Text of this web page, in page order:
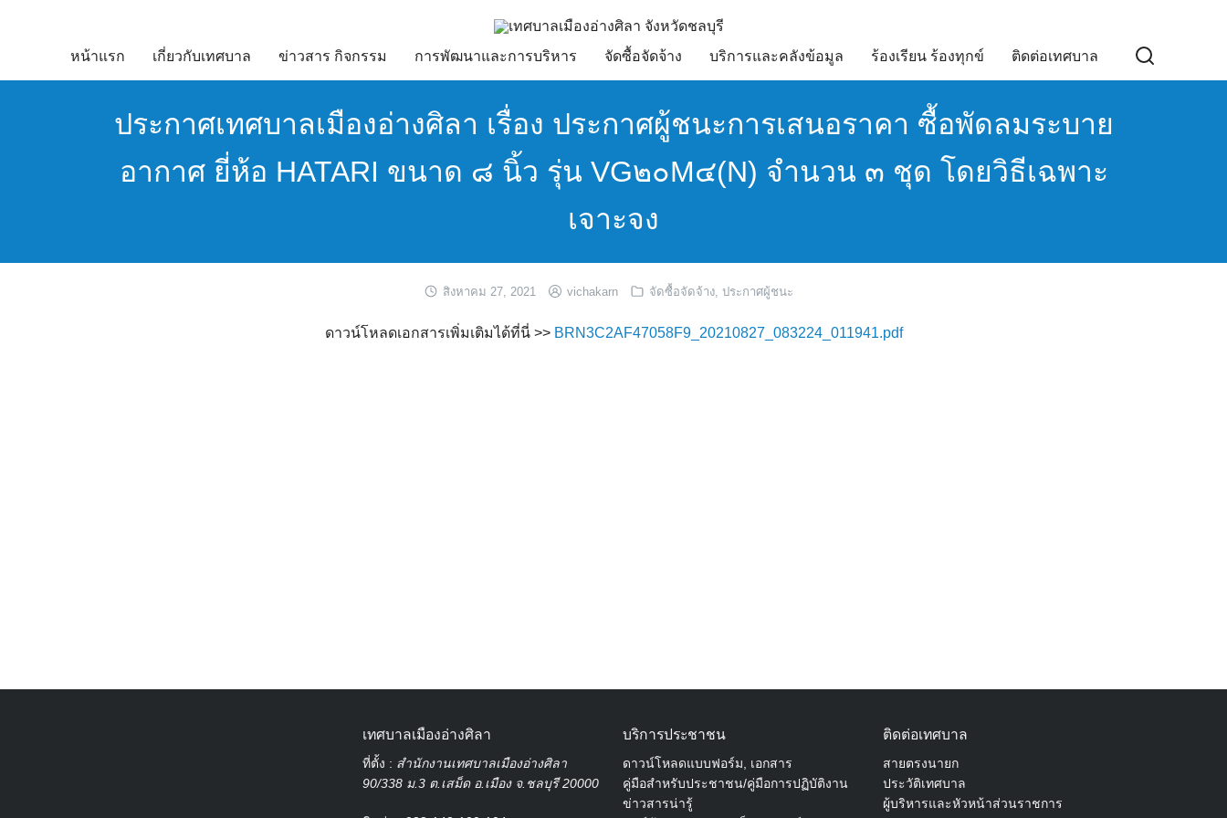
หน้าแรก เกี่ยวกับเทศบาล ข่าวสาร กิจกรรม การพัฒนาและการบริหาร จัดซื้อจัดจ้าง บริการและคลังข้อมูล ร้องเรียน ร้องทุกข์ ติดต่อเทศบาล
ประกาศเทศบาลเมืองอ่างศิลา เรื่อง ประกาศผู้ชนะการเสนอราคา ซื้อพัดลมระบาย
อากาศ ยี่ห้อ HATARI ขนาด ๘ นิ้ว รุ่น VG๒๐M๔(N) จำนวน ๓ ชุด โดยวิธีเฉพาะ
เจาะจง
สิงหาคม 27, 2021 vichakarn จัดซื้อจัดจ้าง, ประกาศผู้ชนะ
ดาวน์โหลดเอกสารเพิ่มเติมได้ที่นี่ >> BRN3C2AF47058F9_20210827_083224_011941.pdf
เทศบาลเมืองอ่างศิลา
ที่ตั้ง : สำนักงานเทศบาลเมืองอ่างศิลา
90/338 ม.3 ต.เสม็ด อ.เมือง จ.ชลบุรี 20000
บริการประชาชน
ดาวน์โหลดแบบฟอร์ม, เอกสาร
คู่มือสำหรับประชาชน/คู่มือการปฏิบัติงาน
ข่าวสารน่ารู้
ติดต่อเทศบาล
สายตรงนายก
ประวัติเทศบาล
ผู้บริหารและหัวหน้าส่วนราชการ